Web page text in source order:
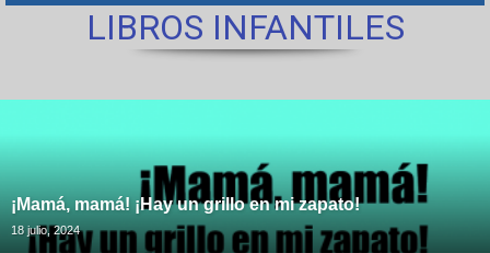
LIBROS INFANTILES
¡Mamá, mamá! ¡Hay un grillo en mi zapato!
18 julio, 2024